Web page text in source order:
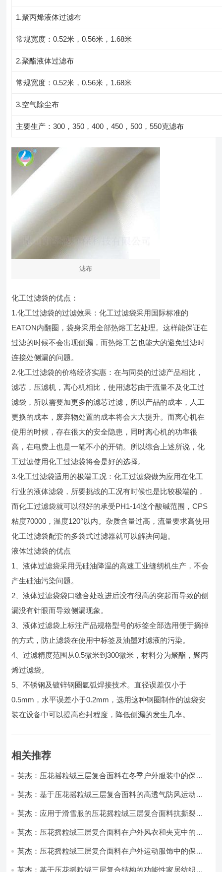
1.聚丙烯液体过滤布
常规宽度：0.52米，0.56米，1.68米
2.聚酯液体过滤布
常规宽度：0.52米，0.56米，1.68米
3.空气除尘布
主要生产：300，350，400，450，500，550克滤布
滤布
化工过滤袋的优点：
1.化工过滤袋的过滤效果：化工过滤袋采用国际标准的
EATON内翻圈，袋身采用全部热熔工艺处理。这样能保证在
过滤的时候不会出现侧漏，而热熔工艺也能大的避免过滤时
连接处侧漏的问题。
2.化工过滤袋的价格经济实惠：在与同类的过滤产品相比，
滤芯，压滤机，离心机相比，使用滤芯由于流量不及化工过
滤袋，所以需要加更多的滤芯过滤，所以产品的成本，人工
更换的成本，废弃物处置的成本将会大大提升。而离心机在
使用的时候，存在很大的安全隐患，同时离心机的功率很
高，在电费上也是一笔不小的开销。所以综合上述所说，化
工过滤使用化工过滤袋将会是好的选择。
3.化工过滤袋适用的极端工况：化工过滤袋做为应用在化工
行业的液体滤袋，所要挑战的工况有时候也是比较极端的，
而化工过滤袋就可以很好的承受PH1-14这个酸碱范围，CPS
粘度70000，温度120°以内。杂质含量过高，流量要求高使用
化工过滤袋配套的多袋式过滤器就可以解决问题。
液体过滤袋的优点
1、液体过滤袋采用无硅油降温的高速工业缝纫机生产，不会
产生硅油污染问题。
2、液体过滤袋袋口缝合处改进后没有很高的突起而导致的侧
漏没有针眼而导致侧漏现象。
3、液体过滤袋上标注产品规格型号的标签全部选用便于摘掉
的方式，防止滤袋在使用中标签及油墨对滤液的污染。
4、过滤精度范围从0.5微米到300微米，材料分为聚酯，聚丙
烯过滤袋。
5、不锈钢及镀锌钢圈氩弧焊接技术。直径误差仅小于
0.5mm，水平误差小于0.2mm，选用这种钢圈制作的滤袋安
装在设备中可以提高密封程度，降低侧漏的发生几率。
相关推荐
英杰：压花摇粒绒三层复合面料在冬季户外服装中的保暖
英杰：基于压花摇粒绒三层复合面料的高透气防风运动服
英杰：应用于滑雪服的压花摇粒绒三层复合面料抗撕裂与
英杰：压花摇粒绒三层复合面料在户外风衣和夹克中的应
英杰：压花摇粒绒三层复合面料在户外运动服饰中的保暖
英杰：基于压花摇粒绒三层复合结构的功能性家居纺织品